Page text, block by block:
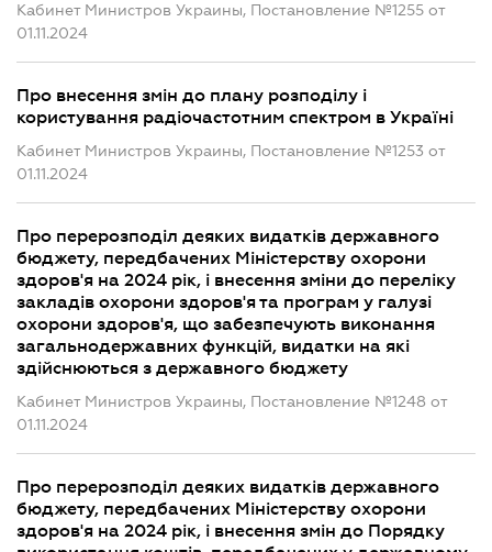
Кабинет Министров Украины, Постановление №1255 от
01.11.2024
Про внесення змін до плану розподілу і
користування радіочастотним спектром в Україні
Кабинет Министров Украины, Постановление №1253 от
01.11.2024
Про перерозподіл деяких видатків державного
бюджету, передбачених Міністерству охорони
здоров'я на 2024 рік, і внесення зміни до переліку
закладів охорони здоров'я та програм у галузі
охорони здоров'я, що забезпечують виконання
загальнодержавних функцій, видатки на які
здійснюються з державного бюджету
Кабинет Министров Украины, Постановление №1248 от
01.11.2024
Про перерозподіл деяких видатків державного
бюджету, передбачених Міністерству охорони
здоров'я на 2024 рік, і внесення змін до Порядку